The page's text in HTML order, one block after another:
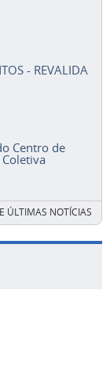
- REVALIDA
Centro de
ÚLTIMAS NOTÍCIAS